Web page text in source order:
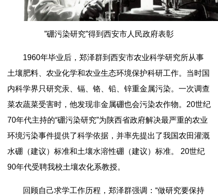
”硼污染研究”得到西安市人民政府表彰
1960年毕业后，郑泽群到西安市农业科学研究所从事
土壤肥料、农业化学和农业生态环境保护科研工作。当时国
内科学界只研究汞、镉、铬、铅、锌重金属污染。一次调查
菜农蔬菜受害时，他发现非金属硼也会污染农作物。20世纪
70年代主持的“硼污染研究”为陕西省政府解决最严重的农业
环境污染事件提供了科学依据，并率先提出了我国农田灌溉
水硼（建议）标准和土壤水溶性硼（建议）标准。 20世纪
90年代受聘我校土壤农化系教授。
回顾自己求学工作历程，郑泽群强调：“做研究要保持